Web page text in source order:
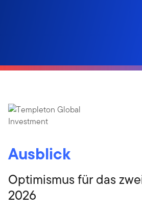
Ausblick
Optimismus für das
2026